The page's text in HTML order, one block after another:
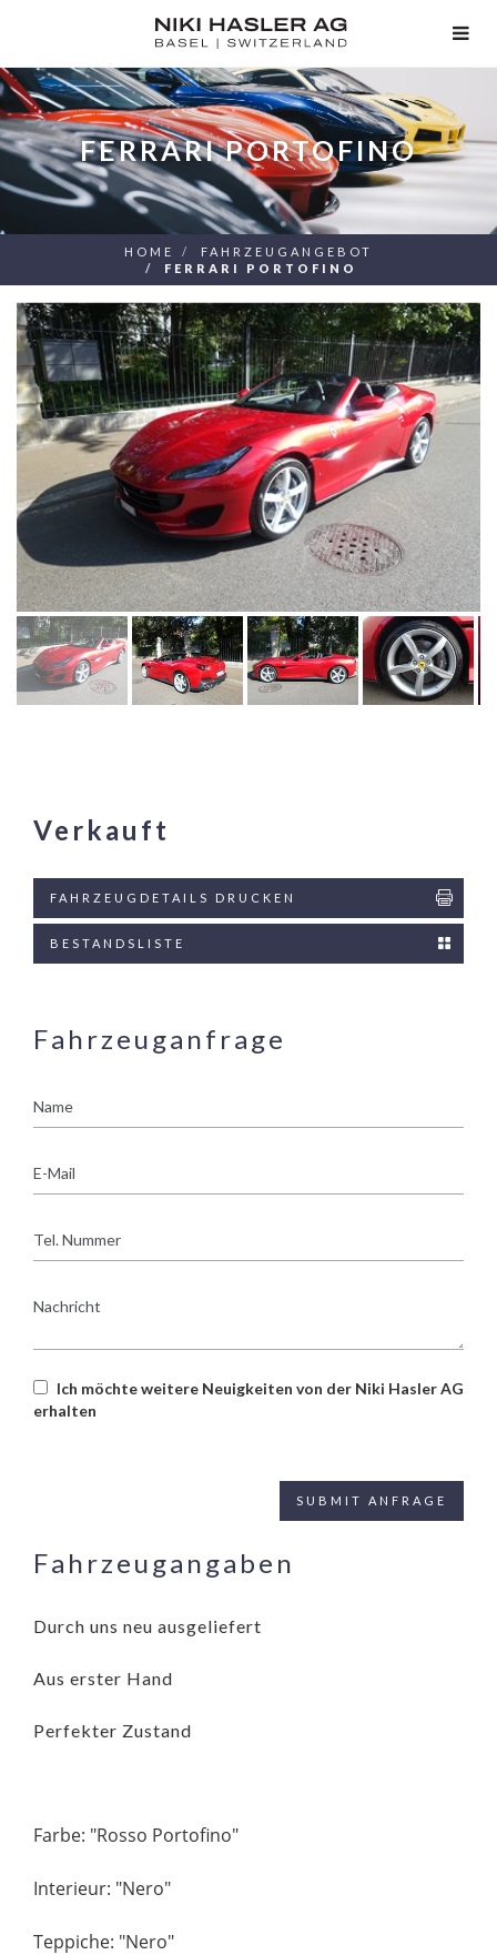
FERRARI PORTOFINO
HOME
FAHRZEUGANGEBOT
FERRARI PORTOFINO
Verkauft
FAHRZEUGDETAILS DRUCKEN
BESTANDSLISTE
Fahrzeuganfrage
Mail
Nummer
Ich möchte weitere Neuigkeiten von der Niki Hasler AG
erhalten
Fahrzeugangaben
Durch uns neu ausgeliefert
Aus erster Hand
Perfekter Zustand
Farbe: "Rosso Portofino"
Interieur: "Nero"
Teppiche: "Nero"